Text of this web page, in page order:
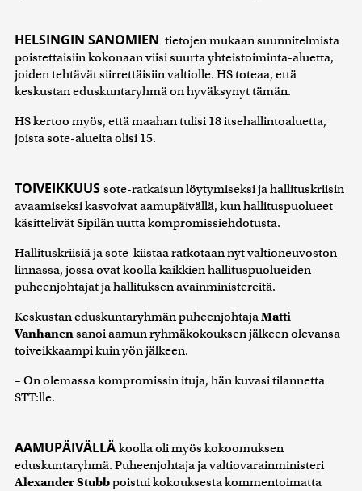
HELSINGIN SANOMIEN tietojen mukaan suunnitelmista
poistettaisiin kokonaan viisi suurta yhteistoiminta-aluetta,
joiden tehtävät siirrettäisiin valtiolle. HS toteaa, että
keskustan eduskuntaryhmä on hyväksynyt tämän.
HS kertoo myös, että maahan tulisi 18 itsehallintoaluetta,
joista sote-alueita olisi 15.
TOIVEIKKUUS sote-ratkaisun löytymiseksi ja hallituskriisin
avaamiseksi kasvoivat aamupäivällä, kun hallituspuolueet
käsittelivät Sipilän uutta kompromissiehdotusta.
Hallituskriisiä ja sote-kiistaa ratkotaan nyt valtioneuvoston
linnassa, jossa ovat koolla kaikkien hallituspuolueiden
puheenjohtajat ja hallituksen avainministereitä.
Keskustan eduskuntaryhmän puheenjohtajaMatti
Vanhanensanoi aamun ryhmäkokouksen jälkeen olevansa
toiveikkaampi kuin yön jälkeen.
– On olemassa kompromissin ituja, hän kuvasi tilannetta
STT:lle.
AAMUPÄIVÄLLÄ koolla oli myös kokoomuksen
eduskuntaryhmä. Puheenjohtaja ja valtiovarainministeri
Alexander Stubbpoistui kokouksesta kommentoimatta